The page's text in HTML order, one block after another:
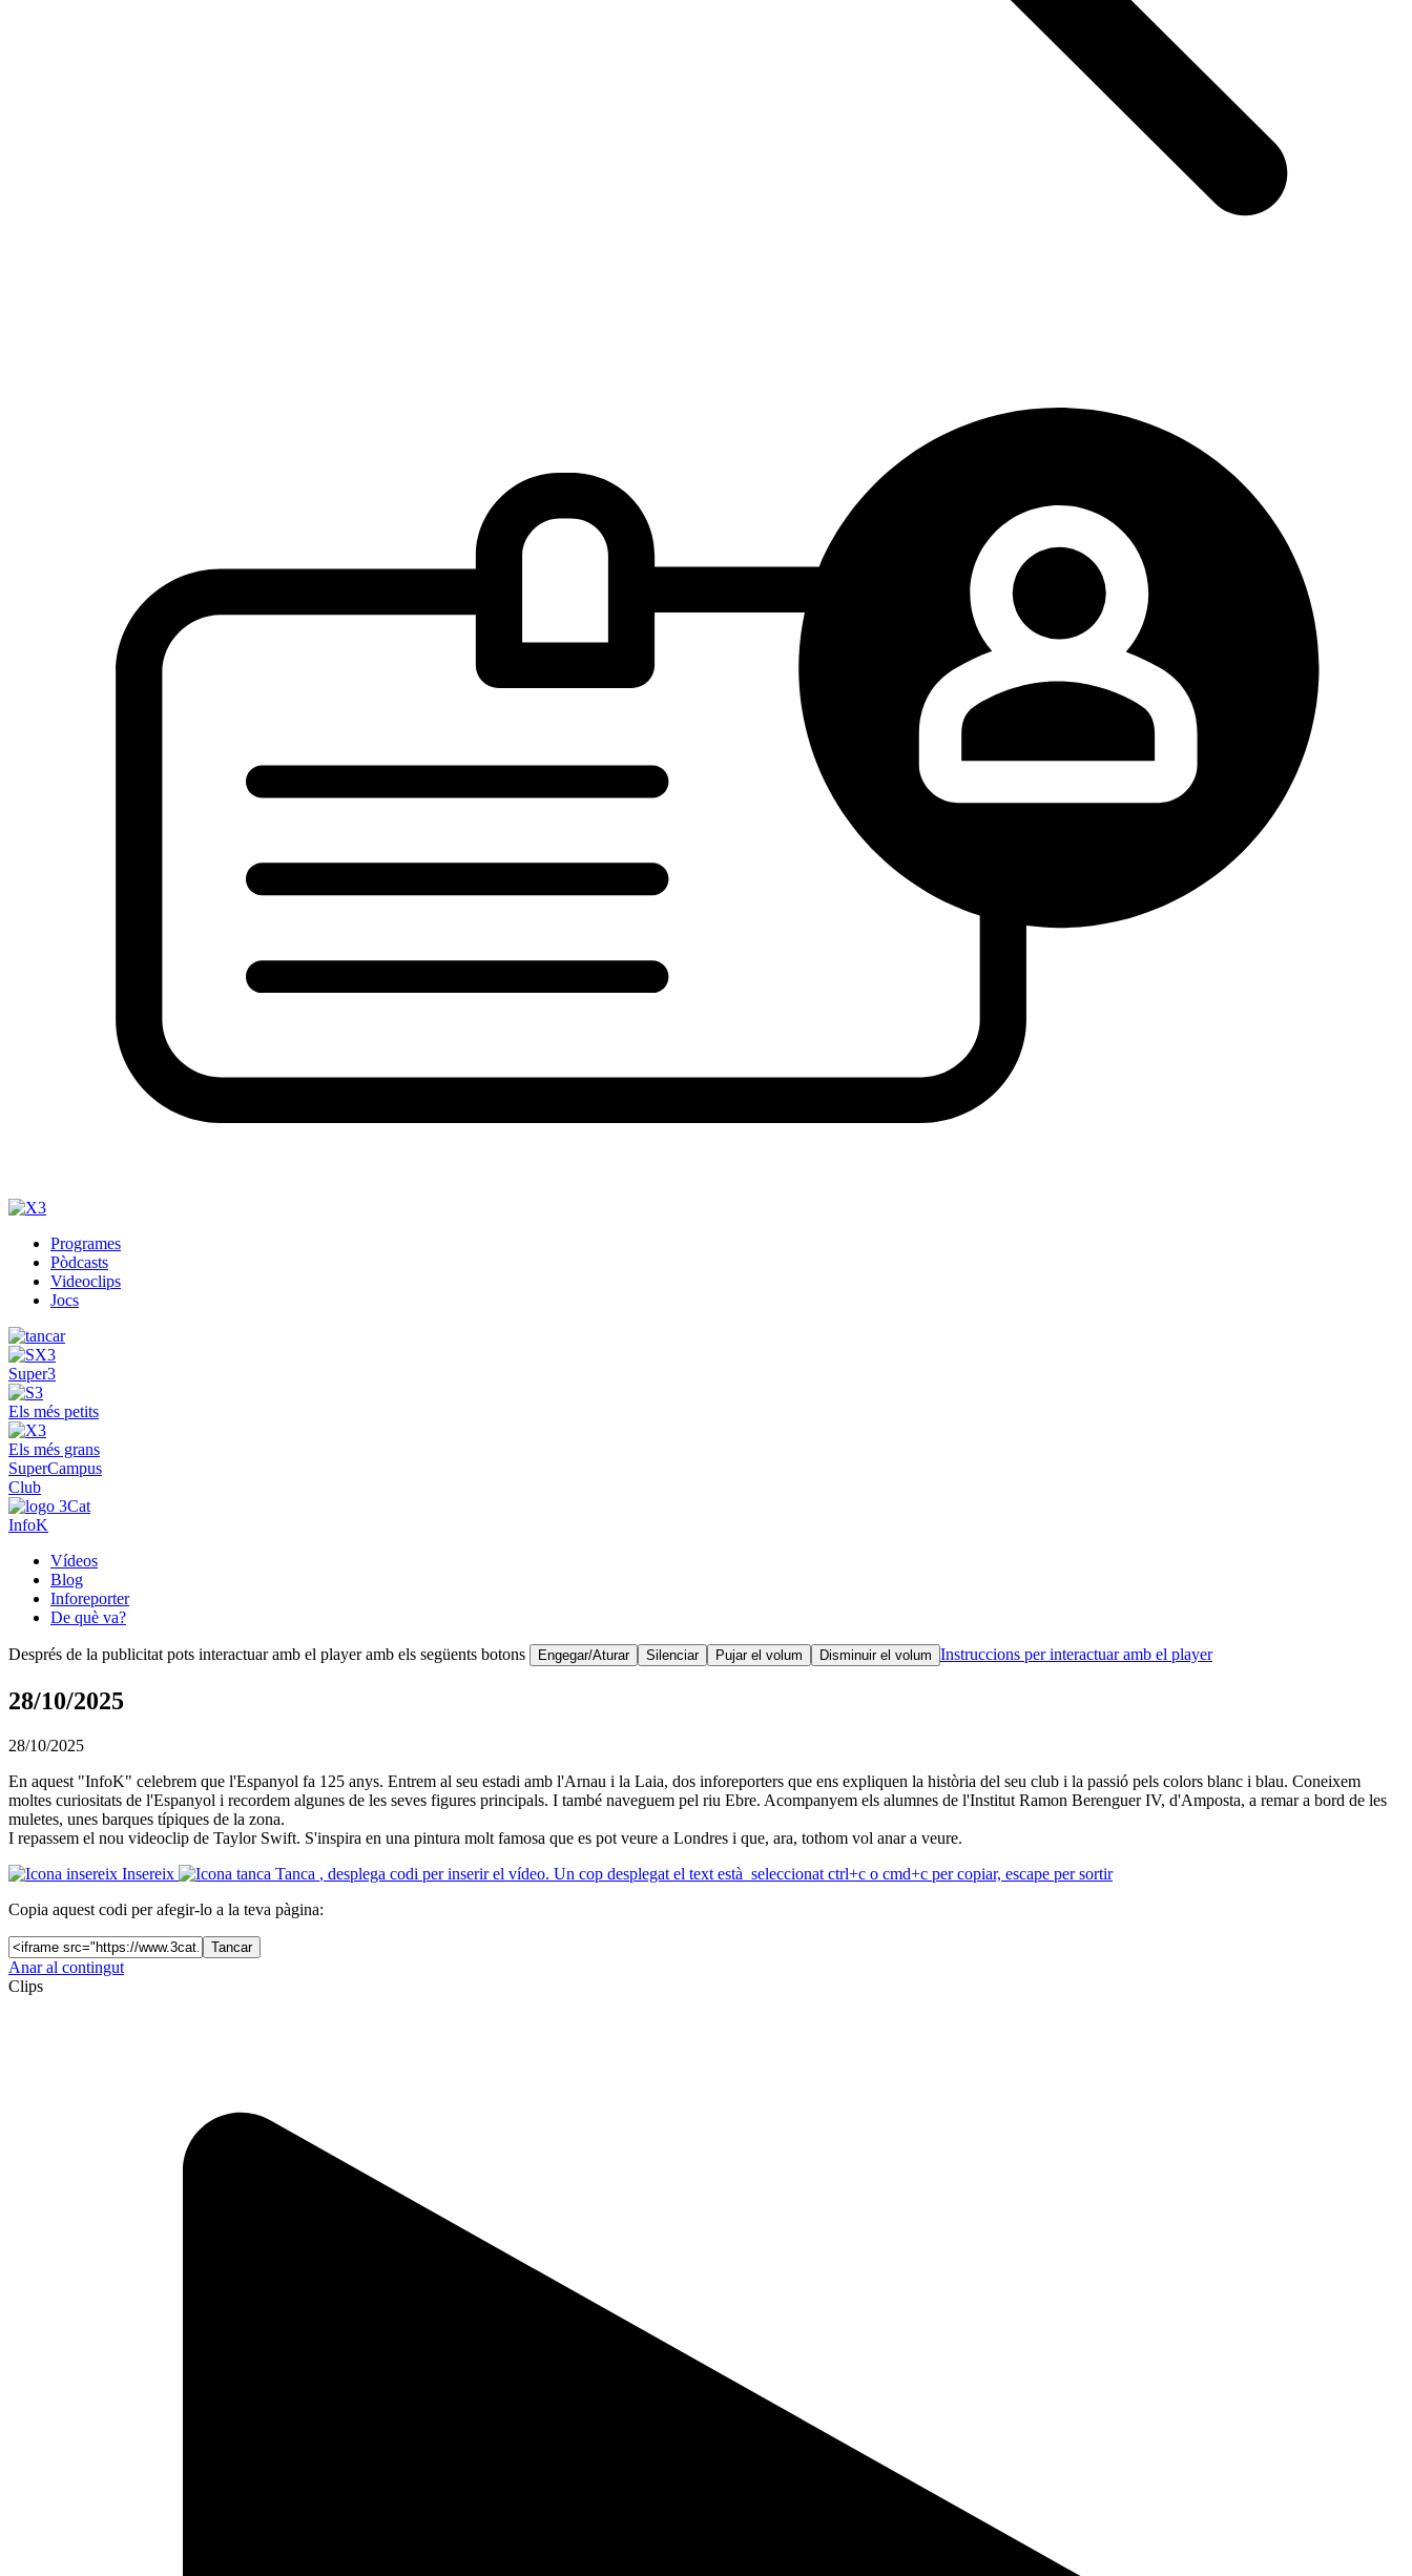
Programes
Pòdcasts
Videoclips
Jocs
Super3
Els més petits
Els més grans
SuperCampus
Club
InfoK
Vídeos
Blog
Inforeporter
De què va?
Després de la publicitat pots interactuar amb el player amb els següents botons Engegar/Aturar Silenciar Pujar el volum Disminuir el volum Instruccions per interactuar amb el player
28/10/2025
28/10/2025
En aquest "InfoK" celebrem que l'Espanyol fa 125 anys. Entrem al seu estadi amb l'Arnau i la Laia, dos inforeporters que ens expliquen la història del seu club i la passió pels colors blanc i blau. Coneixem
moltes curiositats de l'Espanyol i recordem algunes de les seves figures principals. I també naveguem pel riu Ebre. Acompanyem els alumnes de l'Institut Ramon Berenguer IV, d'Amposta, a remar a bord de les
muletes, unes barques típiques de la zona.
I repassem el nou videoclip de Taylor Swift. S'inspira en una pintura molt famosa que es pot veure a Londres i que, ara, tothom vol anar a veure.
Insereix
Tanca , desplega codi per inserir el vídeo. Un cop desplegat el text està seleccionat ctrl+c o cmd+c per copiar, escape per sortir
Copia aquest codi per afegir-lo a la teva pàgina:
Tancar
Anar al contingut
Clips